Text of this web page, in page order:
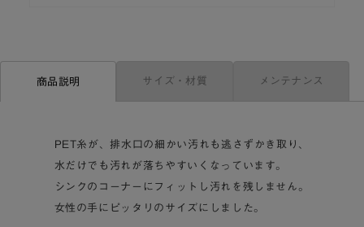
商品説明 サイズ・材質 メンテナンス
PET糸が、排水口の細かい汚れも逃さずかき取り、
水だけでも汚れが落ちやすいくなっています。
シンクのコーナーにフィットし汚れを残しません。
女性の手にピッタリのサイズにしました。